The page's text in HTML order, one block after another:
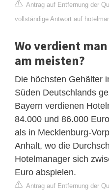
Antrag auf Entfernung der
vollständige Antwort auf
Wo verdient
am meisten?
Die höchsten Gehälter
Süden Deutschlands
Bayern verdienen
84.000 und 86.000
als in Mecklenburg-
Anhalt, wo die
Hotelmanager sich
Euro abspielen.
Antrag auf Entfernung der